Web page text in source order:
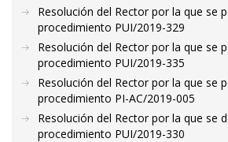
Resolución del Rector por la que se
procedimiento PUI/2019-329
Resolución del Rector por la que se
procedimiento PUI/2019-335
Resolución del Rector por la que se
procedimiento PI-AC/2019-005
Resolución del Rector por la que se
procedimiento PUI/2019-330